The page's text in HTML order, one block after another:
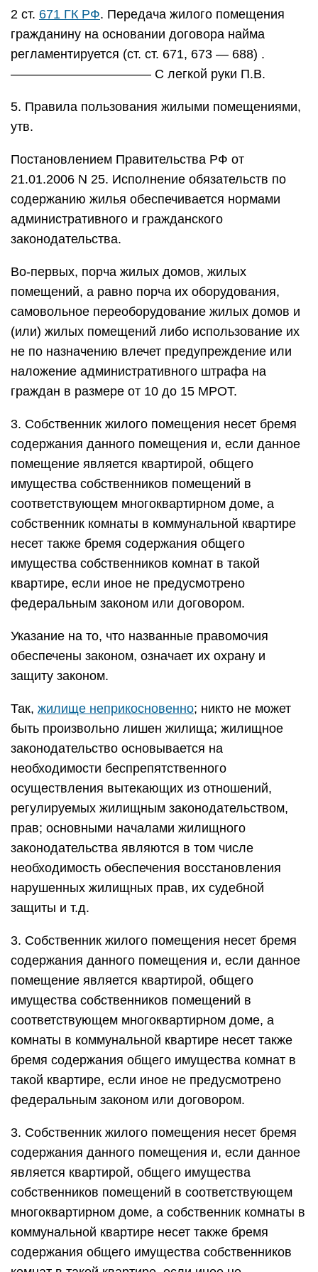
2 ст. 671 ГК РФ. Передача жилого помещения
гражданину на основании договора найма
регламентируется (ст. ст. 671, 673 — 688) .
——————————— С легкой руки П.В.
5. Правила пользования жилыми помещениями,
утв.
Постановлением Правительства РФ от
21.01.2006 N 25. Исполнение обязательств по
содержанию жилья обеспечивается нормами
административного и гражданского
законодательства.
Во-первых, порча жилых домов, жилых
помещений, а равно порча их оборудования,
самовольное переоборудование жилых домов и
(или) жилых помещений либо использование их
не по назначению влечет предупреждение или
наложение административного штрафа на
граждан в размере от 10 до 15 МРОТ.
3. Собственник жилого помещения несет бремя
содержания данного помещения и, если данное
помещение является квартирой, общего
имущества собственников помещений в
соответствующем многоквартирном доме, а
собственник комнаты в коммунальной квартире
несет также бремя содержания общего
имущества собственников комнат в такой
квартире, если иное не предусмотрено
федеральным законом или договором.
Указание на то, что названные правомочия
обеспечены законом, означает их охрану и
защиту законом.
Так, жилище неприкосновенно; никто не может
быть произвольно лишен жилища; жилищное
законодательство основывается на
необходимости беспрепятственного
осуществления вытекающих из отношений,
регулируемых жилищным законодательством,
прав; основными началами жилищного
законодательства являются в том числе
необходимость обеспечения восстановления
нарушенных жилищных прав, их судебной
защиты и т.д.
3. Собственник жилого помещения несет бремя
содержания данного помещения и, если данное
помещение является квартирой, общего
имущества собственников помещений в
соответствующем многоквартирном доме, а
комнаты в коммунальной квартире несет также
бремя содержания общего имущества комнат в
такой квартире, если иное не предусмотрено
федеральным законом или договором.
3. Собственник жилого помещения несет бремя
содержания данного помещения и, если данное
является квартирой, общего имущества
собственников помещений в соответствующем
многоквартирном доме, а собственник комнаты в
коммунальной квартире несет также бремя
содержания общего имущества собственников